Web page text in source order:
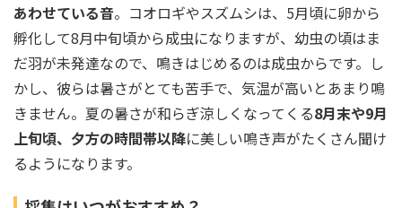
あわせている音。コオロギやスズムシは、5月頃に卵から
孵化して8月中旬頃から成虫になりますが、幼虫の頃はま
だ羽が未発達なので、鳴きはじめるのは成虫からです。し
かし、彼らは暑さがとても苦手で、気温が高いとあまり鳴
きません。夏の暑さが和らぎ涼しくなってくる8月末や9月
上旬頃、夕方の時間帯以降に美しい鳴き声がたくさん聞け
るようになります。